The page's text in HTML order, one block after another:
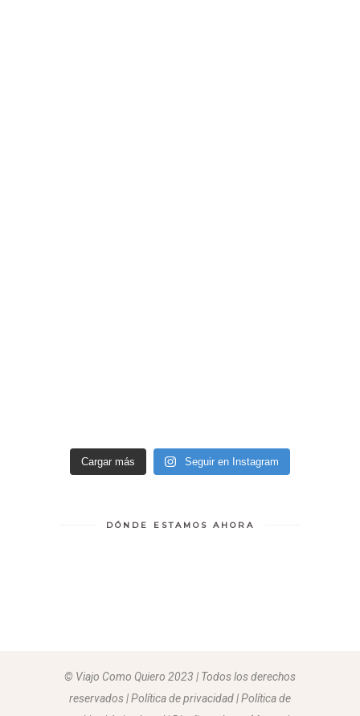
Cargar más Seguir en Instagram
DÓNDE ESTAMOS AHORA
© Viajo Como Quiero 2023 | Todos los derechos
reservados | Política de privacidad | Política de